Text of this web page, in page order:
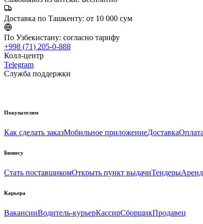
Доставка по Ташкенту: от 10 000 сум
По Узбекистану: согласно тарифу
+998 (71) 205-0-888
Колл-центр
Telegram
Служба поддержки
Покупателям
Как сделать заказМобильное приложениеДоставкаОплата
Бизнесу
Стать поставщикомОткрыть пункт выдачиТендеры
Карьера
ВакансииВодитель-курьерКассирСборщикПродавец